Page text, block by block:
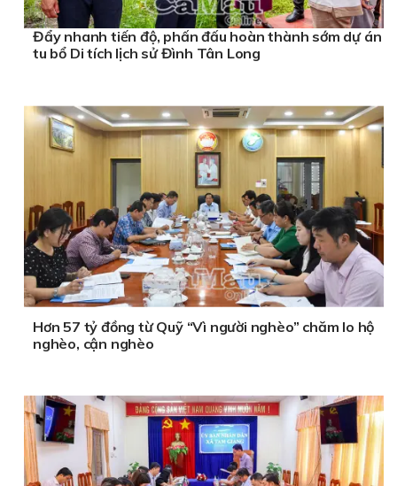
Đẩy nhanh tiến độ, phấn đấu hoàn thành sớm dự án
tu bổ Di tích lịch sử Đình Tân Long
Hơn 57 tỷ đồng từ Quỹ “Vì người nghèo” chăm lo hộ
nghèo, cận nghèo